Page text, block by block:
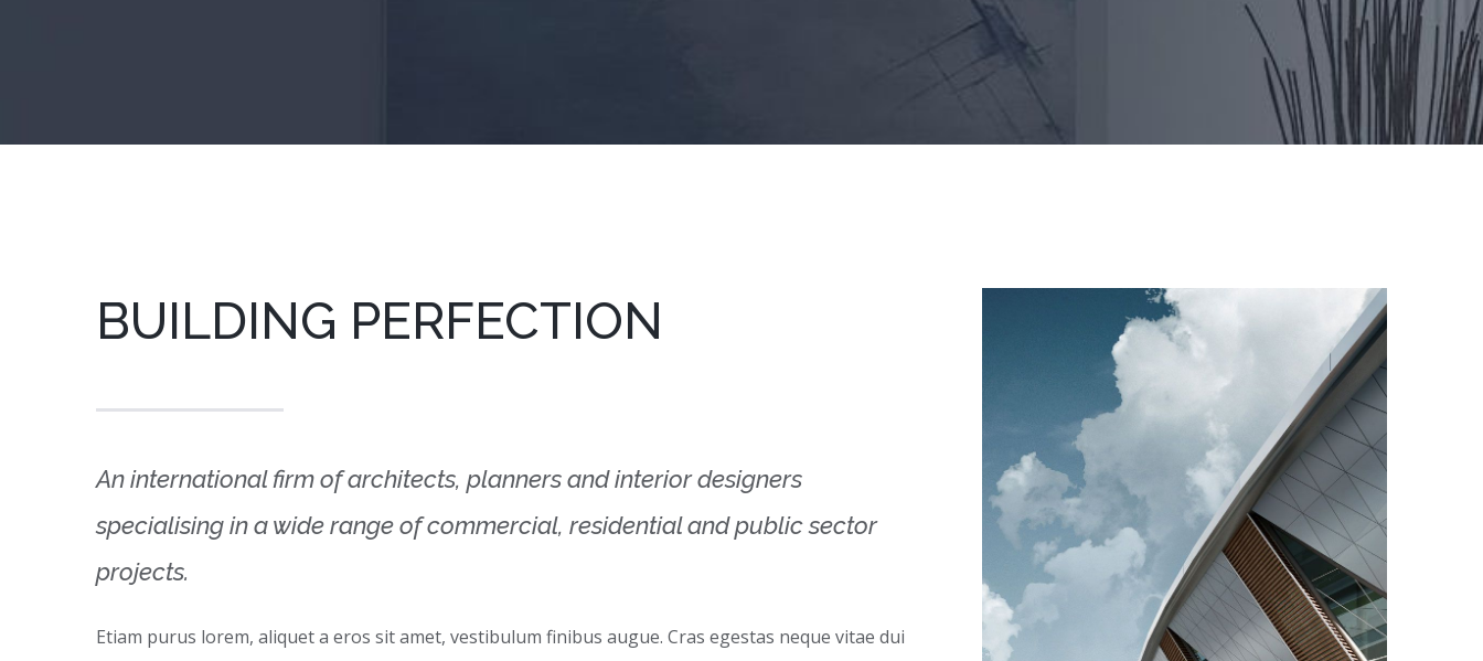
BUILDING PERFECTION
An international firm of architects, planners and interior designers
specialising in a wide range of commercial, residential and public sector
projects.
Etiam purus lorem, aliquet a eros sit amet, vestibulum finibus augue. Cras egestas neque vitae dui